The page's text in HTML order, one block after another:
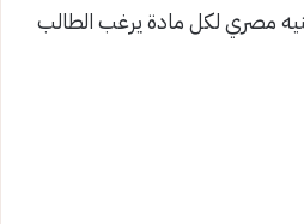
المقررة هي 300 جنيه مصري لكل مادة يرغب الطالب